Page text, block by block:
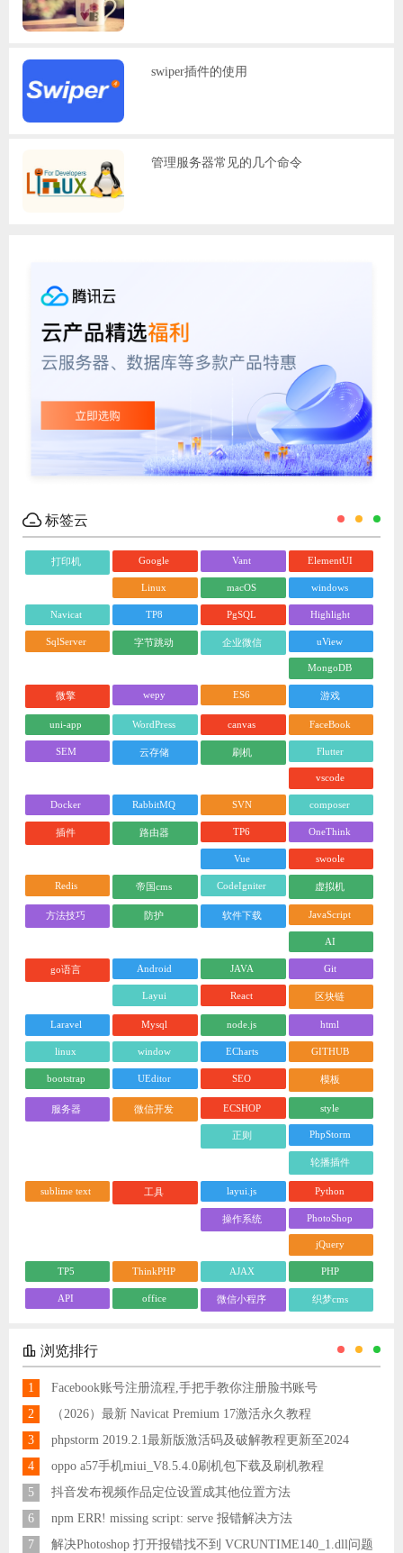
swiper插件的使用
管理服务器常见的几个命令
标签云
打印机 Google Vant ElementUI
Linux macOS windows
Navicat TP8 PgSQL Highlight
SqlServer 字节跳动 企业微信 uView
MongoDB
微擎 wepy ES6 游戏
uni-app WordPress canvas FaceBook
SEM 云存储 刷机 Flutter
vscode
Docker RabbitMQ SVN composer
插件 路由器 TP6 OneThink
Vue swoole
Redis 帝国cms CodeIgniter 虚拟机
方法技巧 防护 软件下载 JavaScript
AI
go语言 Android JAVA Git
Layui React 区块链
Laravel Mysql node.js html
linux window ECharts GITHUB
bootstrap UEditor SEO 模板
服务器 微信开发 ECSHOP style
正则 PhpStorm
轮播插件
sublime text 工具 layui.js Python
操作系统 PhotoShop
jQuery
TP5 ThinkPHP AJAX PHP
API office 微信小程序 织梦cms
浏览排行
1
Facebook账号注册流程,手把手教你注册脸书账号
2
（2026）最新 Navicat Premium 17激活永久教程
3
phpstorm 2019.2.1最新版激活码及破解教程更新至2024
4
oppo a57手机miui_V8.5.4.0刷机包下载及刷机教程
5
抖音发布视频作品定位设置成其他位置方法
6
npm ERR! missing script: serve 报错解决方法
7
解决Photoshop 打开报错找不到 VCRUNTIME140_1.dll问题